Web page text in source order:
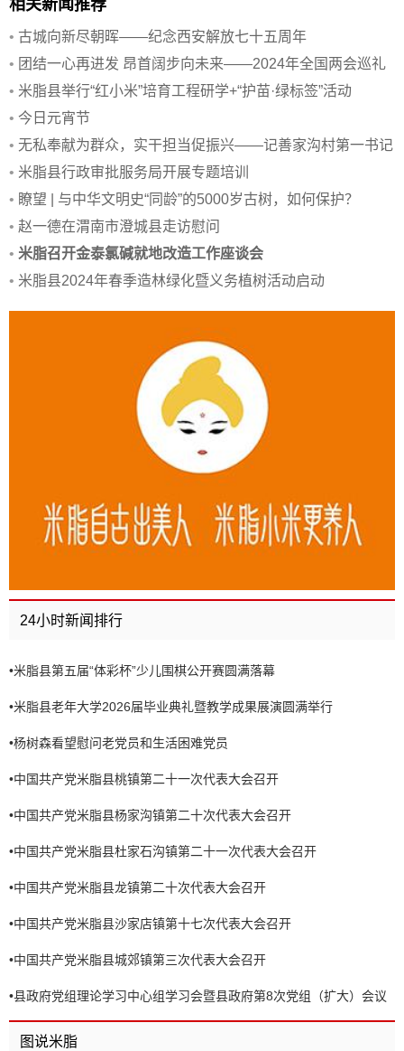
相关新闻推荐
• 古城向新尽朝晖——纪念西安解放七十五周年
• 团结一心再进发 昂首阔步向未来——2024年全国两会巡礼
• 米脂县举行“红小米”培育工程研学+“护苗·绿标签”活动
• 今日元宵节
• 无私奉献为群众，实干担当促振兴——记善家沟村第一书记
申爱红
• 米脂县行政审批服务局开展专题培训
• 瞭望 | 与中华文明史“同龄”的5000岁古树，如何保护？
• 赵一德在渭南市澄城县走访慰问
• 米脂召开金泰氯碱就地改造工作座谈会
• 米脂县2024年春季造林绿化暨义务植树活动启动
24小时新闻排行
•米脂县第五届“体彩杯”少儿围棋公开赛圆满落幕
•米脂县老年大学2026届毕业典礼暨教学成果展演圆满举行
•杨树森看望慰问老党员和生活困难党员
•中国共产党米脂县桃镇第二十一次代表大会召开
•中国共产党米脂县杨家沟镇第二十次代表大会召开
•中国共产党米脂县杜家石沟镇第二十一次代表大会召开
•中国共产党米脂县龙镇第二十次代表大会召开
•中国共产党米脂县沙家店镇第十七次代表大会召开
•中国共产党米脂县城郊镇第三次代表大会召开
•县政府党组理论学习中心组学习会暨县政府第8次党组（扩大）会议
召开
图说米脂